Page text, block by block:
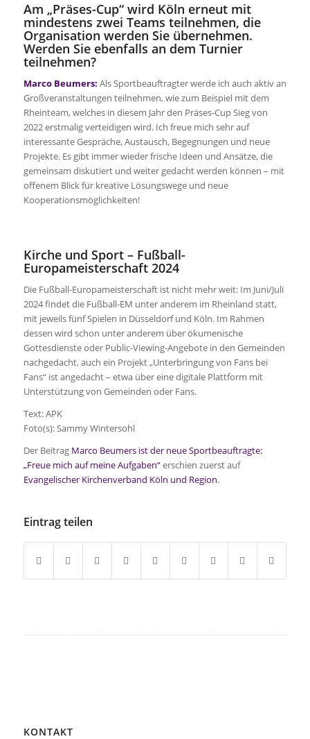
Am „Präses-Cup“ wird Köln erneut mit
mindestens zwei Teams teilnehmen, die
Organisation werden Sie übernehmen.
Werden Sie ebenfalls an dem Turnier
teilnehmen?
Marco Beumers: Als Sportbeauftragter werde ich auch aktiv an
Großveranstaltungen teilnehmen, wie zum Beispiel mit dem
Rheinteam, welches in diesem Jahr den Präses-Cup Sieg von
2022 erstmalig verteidigen wird. Ich freue mich sehr auf
interessante Gespräche, Austausch, Begegnungen und neue
Projekte. Es gibt immer wieder frische Ideen und Ansätze, die
gemeinsam diskutiert und weiter gedacht werden können – mit
offenem Blick für kreative Lösungswege und neue
Kooperationsmöglichkeiten!
Kirche und Sport – Fußball-
Europameisterschaft 2024
Die Fußball-Europameisterschaft ist nicht mehr weit: Im Juni/Juli
2024 findet die Fußball-EM unter anderem im Rheinland statt,
mit jeweils fünf Spielen in Düsseldorf und Köln. Im Rahmen
dessen wird schon unter anderem über ökumenische
Gottesdienste oder Public-Viewing-Angebote in den Gemeinden
nachgedacht, auch ein Projekt „Unterbringung von Fans bei
Fans“ ist angedacht – etwa über eine digitale Plattform mit
Unterstützung von Gemeinden oder Fans.
Text: APK
Foto(s): Sammy Wintersohl
Der Beitrag Marco Beumers ist der neue Sportbeauftragte:
„Freue mich auf meine Aufgaben“erschien zuerst auf
Evangelischer Kirchenverband Köln und Region.
Eintrag teilen
KONTAKT